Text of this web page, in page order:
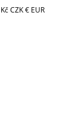
KčCZK€ EUR